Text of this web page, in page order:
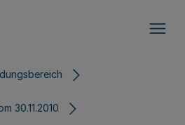
30.11.2010